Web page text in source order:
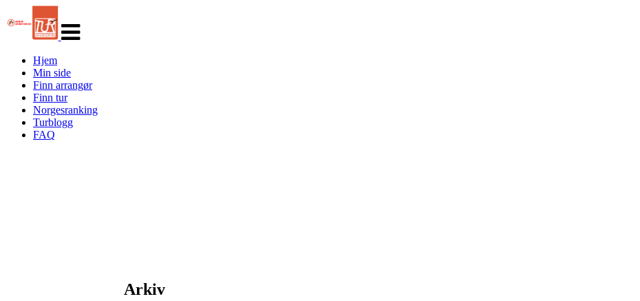
navigasjon
Hjem
Min side
Finn arrangør
Finn tur
Norgesranking
Turblogg
FAQ
Arkiv